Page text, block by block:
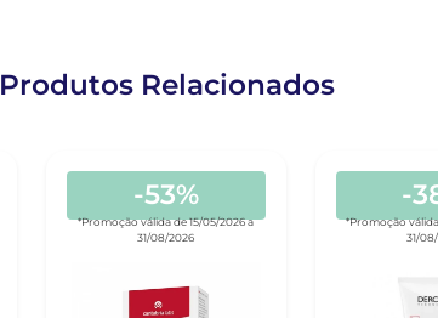
Produtos Relacionados
-53%
*Promoção válida de 15/05/2026 a
31/08/2026
-
*Promoção
31/